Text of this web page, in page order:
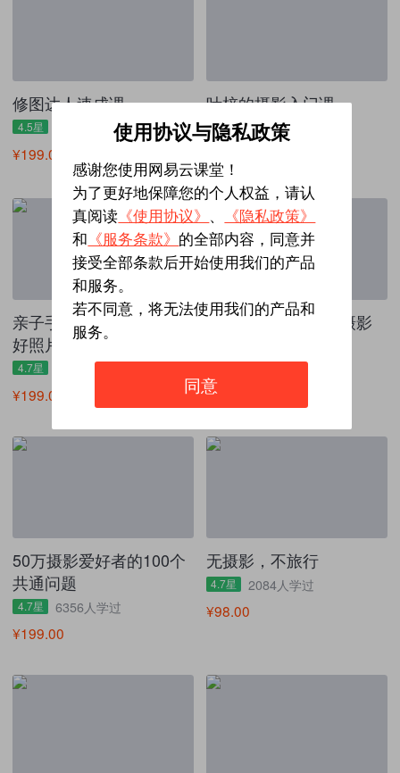
使用协议与隐私政策
感谢您使用网易云课堂！
为了更好地保障您的个人权益，请认
真阅读 《使用协议》 、
《隐私政策》
和 《服务条款》 的全部内容，同意并
接受全部条款后开始使用我们的产品
和服务。
若不同意，将无法使用我们的产品和
服务。
同意
修图达人速成课
4.5星 255人学过
¥199.00
叶梓的摄影入门课
4.9星 2352人学过
亲子手机摄影：给娃拍出
好照片
4.7星 1040人学过
¥199.00
星轨摄影-跟叶梓学摄影
295人学过
¥199.00
50万摄影爱好者的100个
共通问题
4.7星 6356人学过
¥199.00
无摄影，不旅行
4.7星 2084人学过
¥98.00